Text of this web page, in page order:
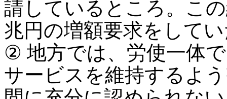
請しているところ。こ
兆円の増額要求をして
② 地方では、労使一体
サービスを維持するよ